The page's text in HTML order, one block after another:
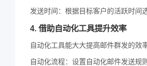
发送时间：根据目标客户的活跃时间
4. 借助自动化工具提升效率
自动化工具能大大提高邮件群发的效
自动化流程：设置自动化邮件发送规